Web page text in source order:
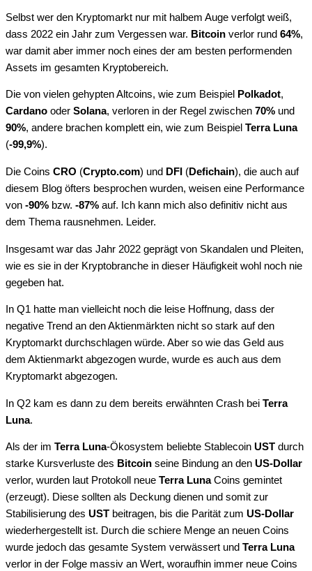
Selbst wer den Kryptomarkt nur mit halbem Auge verfolgt weiß,
dass 2022 ein Jahr zum Vergessen war. Bitcoin verlor rund 64%,
war damit aber immer noch eines der am besten performenden
Assets im gesamten Kryptobereich.
Die von vielen gehypten Altcoins, wie zum Beispiel Polkadot,
Cardano oder Solana, verloren in der Regel zwischen 70% und
90%, andere brachen komplett ein, wie zum Beispiel Terra Luna
(-99,9%).
Die Coins CRO (Crypto.com) und DFI (Defichain), die auch auf
diesem Blog öfters besprochen wurden, weisen eine Performance
von -90% bzw. -87% auf. Ich kann mich also definitiv nicht aus
dem Thema rausnehmen. Leider.
Insgesamt war das Jahr 2022 geprägt von Skandalen und Pleiten,
wie es sie in der Kryptobranche in dieser Häufigkeit wohl noch nie
gegeben hat.
In Q1 hatte man vielleicht noch die leise Hoffnung, dass der
negative Trend an den Aktienmärkten nicht so stark auf den
Kryptomarkt durchschlagen würde. Aber so wie das Geld aus
dem Aktienmarkt abgezogen wurde, wurde es auch aus dem
Kryptomarkt abgezogen.
In Q2 kam es dann zu dem bereits erwähnten Crash bei Terra
Luna.
Als der im Terra Luna-Ökosystem beliebte Stablecoin UST durch
starke Kursverluste des Bitcoin seine Bindung an den US-Dollar
verlor, wurden laut Protokoll neue Terra LunaCoins gemintet
(erzeugt). Diese sollten als Deckung dienen und somit zur
Stabilisierung des UST beitragen, bis die Parität zum US-Dollar
wiederhergestellt ist. Durch die schiere Menge an neuen Coins
wurde jedoch das gesamte System verwässert und Terra Luna
verlor in der Folge massiv an Wert, woraufhin immer neue Coins